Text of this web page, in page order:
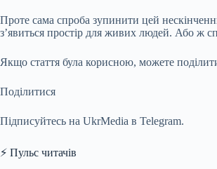
Проте сама спроба зупинити цей
з’явиться простір для живих людей. Або ж
Якщо стаття була корисною, можете
Поділитися
Підписуйтесь на UkrMedia в Telegram.
⚡ Пульс читачів